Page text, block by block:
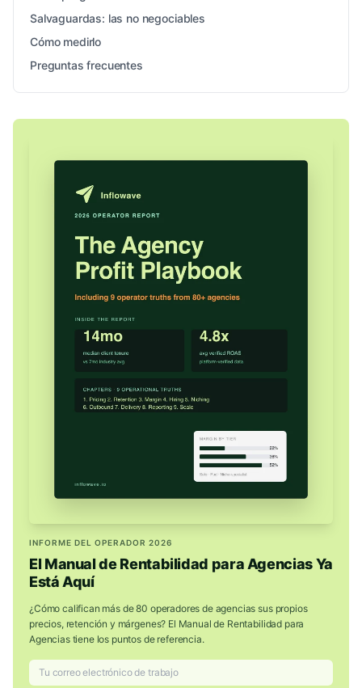
Salvaguardas: las no negociables
Cómo medirlo
Preguntas frecuentes
INFORME DEL OPERADOR 2026
El Manual de Rentabilidad para Agencias Ya
Está Aquí
¿Cómo califican más de 80 operadores de agencias sus propios
precios, retención y márgenes? El Manual de Rentabilidad para
Agencias tiene los puntos de referencia.